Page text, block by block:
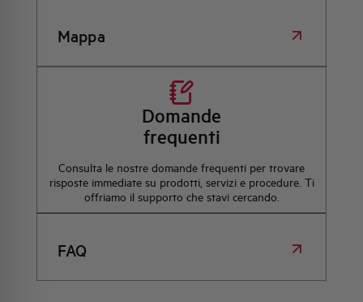
Mappa
Domande
frequenti
Consulta le nostre domande frequenti per trovare
risposte immediate su prodotti, servizi e procedure. Ti
offriamo il supporto che stavi cercando.
FAQ